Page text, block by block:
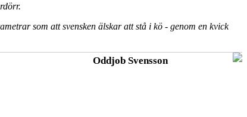
som att svensken älskar att stå i kö - genom en kvick
Oddjob Svensson